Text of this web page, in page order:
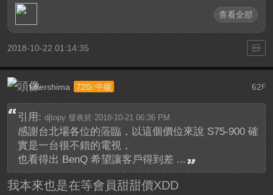
查看全部
2018-10-22 01:14:35
62F
killershima 720i 中級
引用: djtopy 發表於 2018-10-21 06:36 PM
感謝台北場各位的蒞臨，以這個價位來說 S75-900 確
實是一台很不錯的電視，
也看得出 BenQ 希望讓客戶得到差 ...
我本來也是在等會員甜甜價XDD